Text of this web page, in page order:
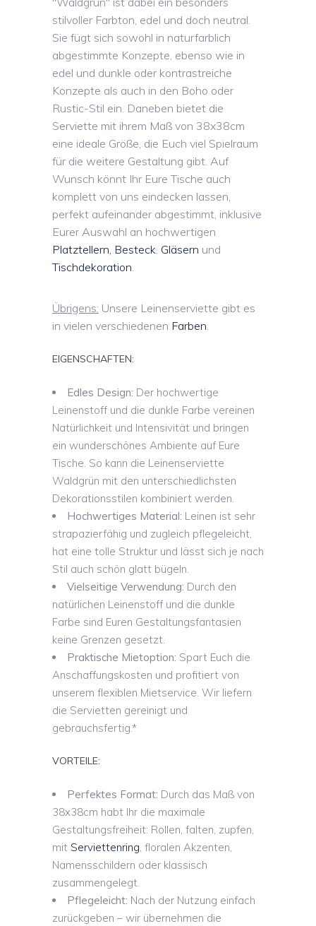
stilvoller Farbton, edel und doch neutral.
Sie fügt sich sowohl in naturfarblich
abgestimmte Konzepte, ebenso wie in
edel und dunkle oder kontrastreiche
Konzepte als auch in den Boho oder
Rustic-Stil ein. Daneben bietet die
Serviette mit ihrem Maß von 38x38cm
eine ideale Größe, die Euch viel Spielraum
für die weitere Gestaltung gibt. Auf
Wunsch könnt Ihr Eure Tische auch
komplett von uns eindecken lassen,
perfekt aufeinander abgestimmt, inklusive
Eurer Auswahl an hochwertigen
Platztellern, Besteck, Gläsern und
Tischdekoration.
Übrigens: Unsere Leinenserviette gibt es
in vielen verschiedenen Farben.
EIGENSCHAFTEN:
Edles Design: Der hochwertige
Leinenstoff und die dunkle Farbe vereinen
Natürlichkeit und Intensivität und bringen
ein wunderschönes Ambiente auf Eure
Tische. So kann die Leinenserviette
Waldgrün mit den unterschiedlichsten
Dekorationsstilen kombiniert werden.
Hochwertiges Material: Leinen ist sehr
strapazierfähig und zugleich pflegeleicht,
hat eine tolle Struktur und lässt sich je nach
Stil auch schön glatt bügeln.
Vielseitige Verwendung: Durch den
natürlichen Leinenstoff und die dunkle
Farbe sind Euren Gestaltungsfantasien
keine Grenzen gesetzt.
Praktische Mietoption: Spart Euch die
Anschaffungskosten und profitiert von
unserem flexiblen Mietservice. Wir liefern
die Servietten gereinigt und
gebrauchsfertig.*
VORTEILE:
Perfektes Format: Durch das Maß von
38x38cm habt Ihr die maximale
Gestaltungsfreiheit: Rollen, falten, zupfen,
mit Serviettenring, floralen Akzenten,
Namensschildern oder klassisch
zusammengelegt.
Pflegeleicht: Nach der Nutzung einfach
zurückgeben – wir übernehmen die